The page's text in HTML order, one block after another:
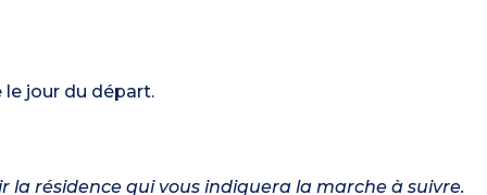
jour du départ.
la résidence qui vous indiquera la marche à suivre.